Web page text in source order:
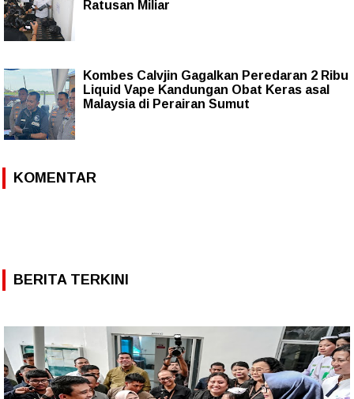
Ratusan Miliar
Kombes Calvjin Gagalkan Peredaran 2 Ribu
Liquid Vape Kandungan Obat Keras asal
Malaysia di Perairan Sumut
KOMENTAR
BERITA TERKINI